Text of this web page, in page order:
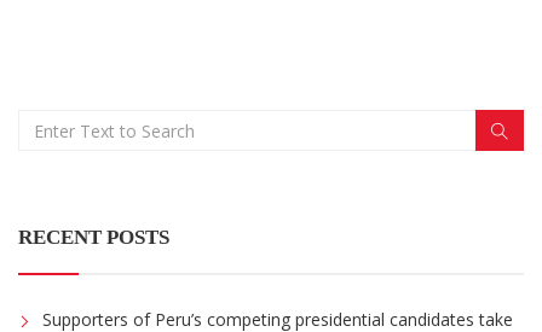
RECENT POSTS
Supporters of Peru’s competing presidential candidates take